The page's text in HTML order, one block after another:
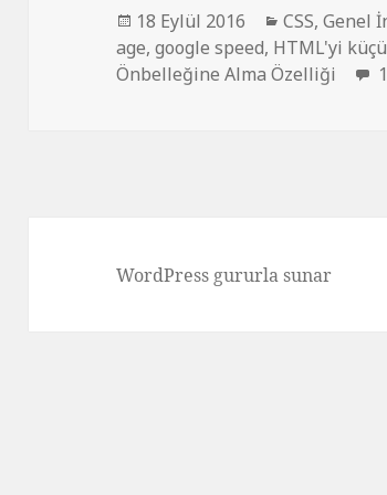
Yayın
tarihi
18 Eylül 2016 Kategoriler
CSS,Genel
age,google speed, HTML'yi
Önbelleğine Alma Özelliği
WordPress gururla sunar